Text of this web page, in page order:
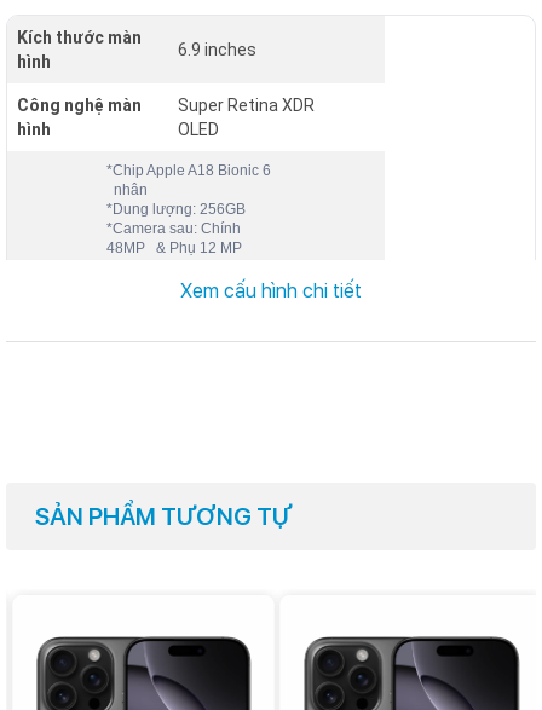
Kích thước màn
hình
6.9 inches
Công nghệ màn
hình
Super Retina XDR
OLED
*Chip Apple A18 Bionic 6
nhân
*Dung lượng: 256GB
*Camera sau: Chính
48MP & Phụ 12 MP
Xem cấu hình chi tiết
Xem cấu hình chi tiết
SẢN PHẨM TƯƠNG TỰ